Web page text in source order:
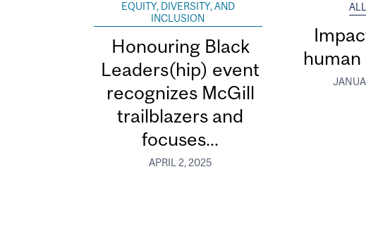
EQUITY, DIVERSITY, AND
INCLUSION
Honouring Black
Leaders(hip) event
recognizes McGill
trailblazers and
focuses...
APRIL 2, 2025